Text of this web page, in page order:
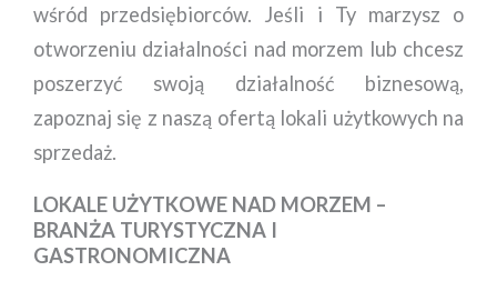
wśród przedsiębiorców. Jeśli i Ty marzysz o
otworzeniu działalności nad morzem lub chcesz
poszerzyć swoją działalność biznesową,
zapoznaj się z naszą ofertą lokali użytkowych na
sprzedaż.
LOKALE UŻYTKOWE NAD MORZEM –
BRANŻA TURYSTYCZNA I
GASTRONOMICZNA